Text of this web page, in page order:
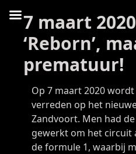
7 maart
‘Reborn’,
prematuur!
Op 7 maart 2020
verreden op het
Zandvoort. Men had
gewerkt om het circuit
de formule 1, waarbij